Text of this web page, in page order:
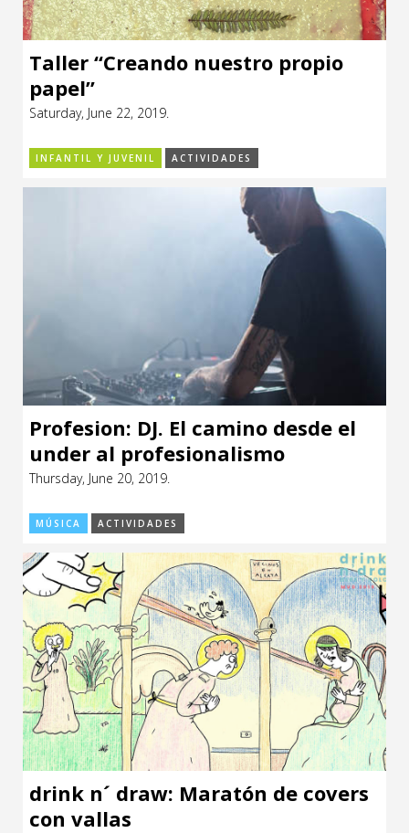
Taller “Creando nuestro propio
papel”
Saturday, June 22, 2019.
INFANTIL Y JUVENIL ACTIVIDADES
Profesion: DJ. El camino desde el
under al profesionalismo
Thursday, June 20, 2019.
MÚSICA ACTIVIDADES
drink n´ draw: Maratón de covers
con vallas